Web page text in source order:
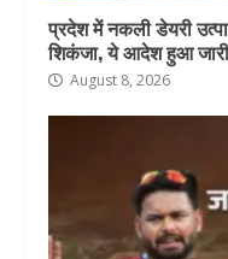
प्रदेश में नकली डेयरी
शिकंजा, ये आदेश हुआ जारी
August 8, 2026